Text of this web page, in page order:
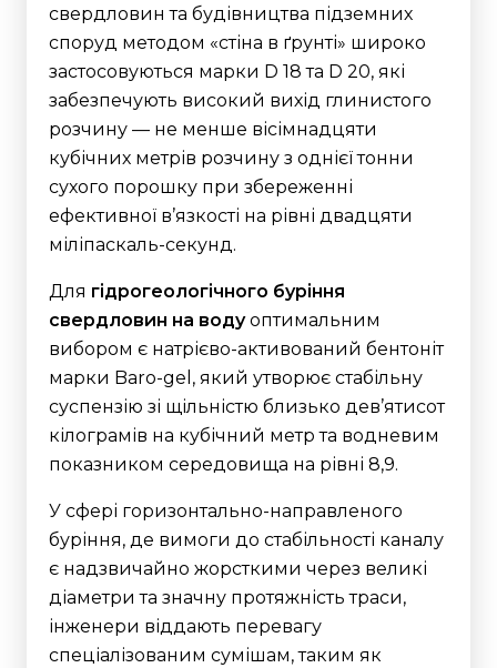
свердловин та будівництва підземних
споруд методом «стіна в ґрунті» широко
застосовуються марки D 18 та D 20, які
забезпечують високий вихід глинистого
розчину — не менше вісімнадцяти
кубічних метрів розчину з однієї тонни
сухого порошку при збереженні
ефективної в’язкості на рівні двадцяти
міліпаскаль-секунд.
Для гідрогеологічного буріння
свердловин на водуоптимальним
вибором є натрієво-активований бентоніт
марки Baro-gel, який утворює стабільну
суспензію зі щільністю близько дев’ятисот
кілограмів на кубічний метр та водневим
показником середовища на рівні 8,9.
У сфері горизонтально-направленого
буріння, де вимоги до стабільності каналу
є надзвичайно жорсткими через великі
діаметри та значну протяжність траси,
інженери віддають перевагу
спеціалізованим сумішам, таким як